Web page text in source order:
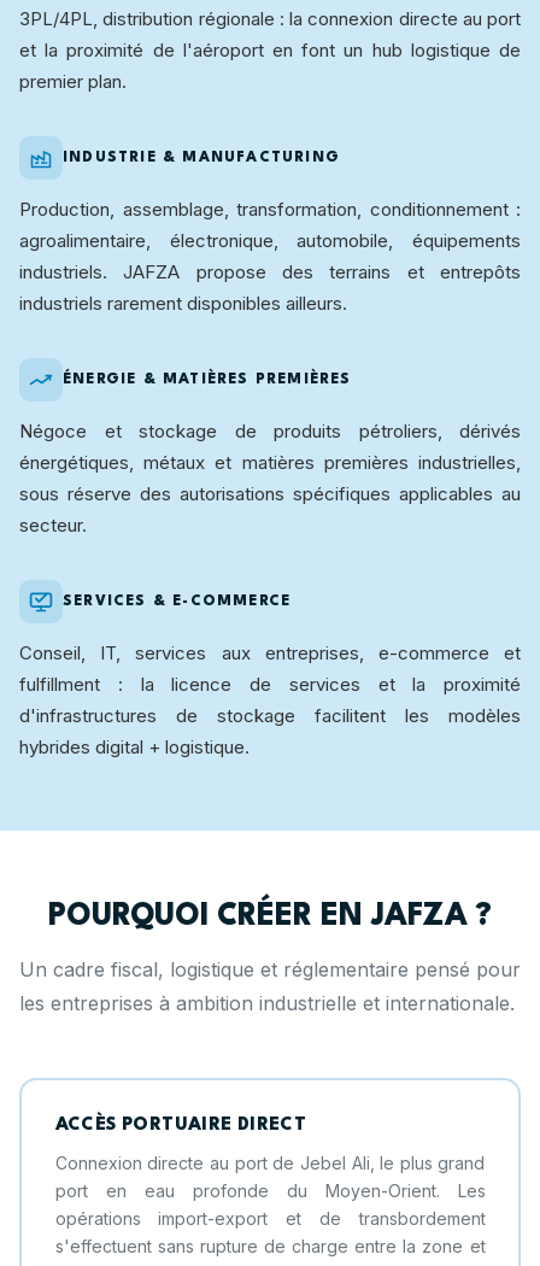
3PL/4PL, distribution régionale : la connexion directe au port
et la proximité de l'aéroport en font un hub logistique de
premier plan.
INDUSTRIE & MANUFACTURING
Production, assemblage, transformation, conditionnement :
agroalimentaire, électronique, automobile, équipements
industriels. JAFZA propose des terrains et entrepôts
industriels rarement disponibles ailleurs.
ÉNERGIE & MATIÈRES PREMIÈRES
Négoce et stockage de produits pétroliers, dérivés
énergétiques, métaux et matières premières industrielles,
sous réserve des autorisations spécifiques applicables au
secteur.
SERVICES & E-COMMERCE
Conseil, IT, services aux entreprises, e-commerce et
fulfillment : la licence de services et la proximité
d'infrastructures de stockage facilitent les modèles
hybrides digital + logistique.
POURQUOI CRÉER EN JAFZA ?
Un cadre fiscal, logistique et réglementaire pensé pour
les entreprises à ambition industrielle et internationale.
ACCÈS PORTUAIRE DIRECT
Connexion directe au port de Jebel Ali, le plus grand
port en eau profonde du Moyen-Orient. Les
opérations import-export et de transbordement
s'effectuent sans rupture de charge entre la zone et